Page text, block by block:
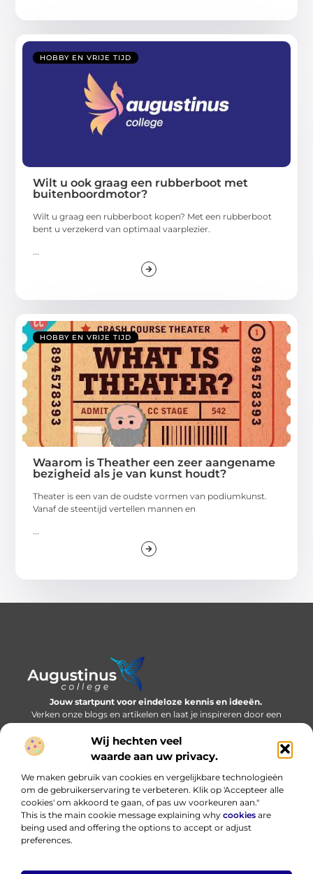
Wij hechten veel
waarde aan uw privacy.
We maken gebruik van cookies en vergelijkbare technologieën
om de gebruikerservaring te verbeteren. Klik op 'Accepteer alle
cookies' om akkoord te gaan, of pas uw voorkeuren aan."
This is the main cookie message explaining why cookies are
being used and offering the options to accept or adjust
preferences.
HOBBY EN VRIJE TIJD
Wilt u ook graag een rubberboot met
buitenboordmotor?
Wilt u graag een rubberboot kopen? Met een rubberboot
bent u verzekerd van optimaal vaarplezier.
...
HOBBY EN VRIJE TIJD
Waarom is Theather een zeer aangename
bezigheid als je van kunst houdt?
Theater is een van de oudste vormen van podiumkunst.
Vanaf de steentijd vertellen mannen en
...
Jouw startpunt voor eindeloze kennis en ideeën.
Verken onze blogs en artikelen en laat je inspireren door een
Bericht categorie
Onze informatie